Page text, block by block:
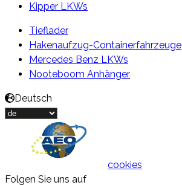
Kipper LKWs
Tieflader
Hakenaufzug-Containerfahrzeuge
Mercedes Benz LKWs
Nooteboom Anhänger
Deutsch
cookies
Folgen Sie uns auf